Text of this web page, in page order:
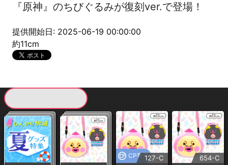
『原神』のちびぐるみが復刻ver.で登場！
提供開始日: 2025-06-19 00:00:00
約11cm
CP専用127-C 654-C